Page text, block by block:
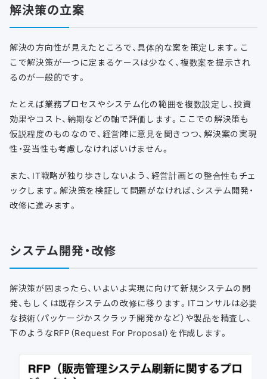
解決策の立案
解決の方向性が見えたところで、具体的な案を策定します。こ
こで解決策が一つに定まるケースは少なく、複数案を提示され
るのが一般的です。
たとえば業務プロセスやシステム化の範囲を複数設定し、投資
効果やコスト、納期などの軸で評価します。ここでの解決策も
仮説程度のものなので、経営陣に意見を聞きつつ、解決案の実現
性・妥当性も考慮しなければいけません。
また、IT戦略が独り歩きしないよう、経営計画との整合性もチェ
ックします。解決策を検証して問題がなければ、システム開発・
改修に進みます。
システム開発・改修
解決策が固まったら、いよいよ実現に向けて新規システムの開
発、もしくは既存システムの改修に移ります。ITコンサルは必要
な技術（パッケージかスクラッチ開発かなど）や製品を精査し、
下のようなRFP（Request For Proposal）を作成します。